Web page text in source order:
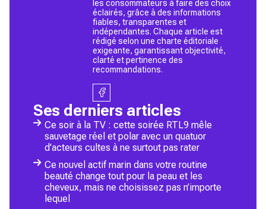
les consommateurs à faire des choix
éclairés, grâce à des informations
fiables, transparentes et
indépendantes. Chaque article est
rédigé selon une charte éditoriale
exigeante, garantissant objectivité,
clarté et pertinence des
recommandations.
Ses derniers articles
Ce soir à la TV : cette soirée RTL9 mêle
sauvetage réel et polar avec un quatuor
d'acteurs cultes à ne surtout pas rater
Ce nouvel actif marin dans votre routine
beauté change tout pour la peau et les
cheveux, mais ne choisissez pas n’importe
lequel